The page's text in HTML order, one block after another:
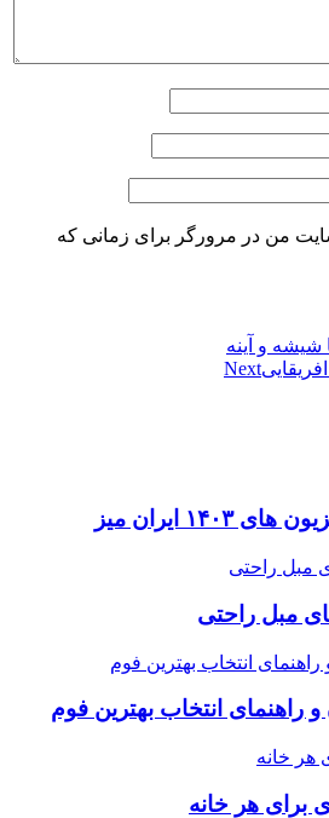
من در مرورگر برای زمانی که
شیشه و آینه
Next
ایران میز
مبل راحتی
و راهنمای انتخاب بهترین فوم
هر خانه